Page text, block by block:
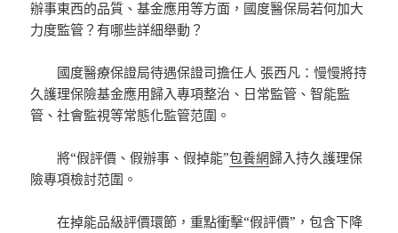
辦事東西的品質、基金應用等方面，國度醫保局若何加大
力度監管？有哪些詳細舉動？
國度醫療保證局待遇保證司擔任人 張西凡：慢慢將持
久護理保險基金應用歸入專項整治、日常監管、智能監
管、社會監視等常態化監管范圍。
將“假評價、假辦事、假掉能”包養網歸入持久護理保
險專項檢討范圍。
在掉能品級評價環節，重點衝擊“假評價”，包含下降